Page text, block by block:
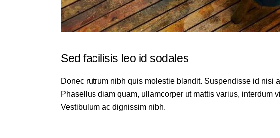
Sed facilisis leo id sodales
Donec rutrum nibh quis molestie blandit. Suspendisse id nisi
Phasellus diam quam, ullamcorper ut mattis varius, interdum
Vestibulum ac dignissim nibh.